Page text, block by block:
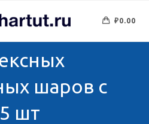
₽0.00
шаров с
шт